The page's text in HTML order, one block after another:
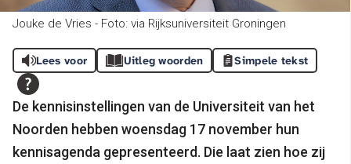
Jouke de Vries - Foto: via Rijksuniversiteit Groningen
Lees voor Uitleg woorden Simpele tekst
De kennisinstellingen van de Universiteit van het
Noorden hebben woensdag 17 november hun
kennisagenda gepresenteerd. Die laat zien hoe zij